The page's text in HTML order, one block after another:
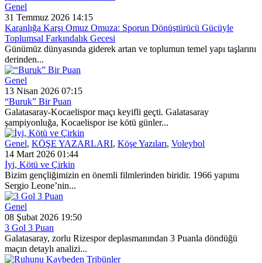
Genel
31 Temmuz 2026 14:15
Karanlığa Karşı Omuz Omuza: Sporun Dönüştürücü Gücüyle
Toplumsal Farkındalık Gecesi
Günümüz dünyasında giderek artan ve toplumun temel yapı taşlarını
derinden...
Genel
13 Nisan 2026 07:15
“Buruk” Bir Puan
Galatasaray-Kocaelispor maçı keyifli geçti. Galatasaray
şampiyonluğa, Kocaelispor ise kötü günler...
Genel KÖŞE YAZARLARI Köşe Yazıları Voleybol
14 Mart 2026 01:44
İyi, Kötü ve Çirkin
Bizim gençliğimizin en önemli filmlerinden biridir. 1966 yapımı
Sergio Leone’nin...
Genel
08 Şubat 2026 19:50
3 Gol 3 Puan
Galatasaray, zorlu Rizespor deplasmanından 3 Puanla döndüğü
maçın detaylı analizi...